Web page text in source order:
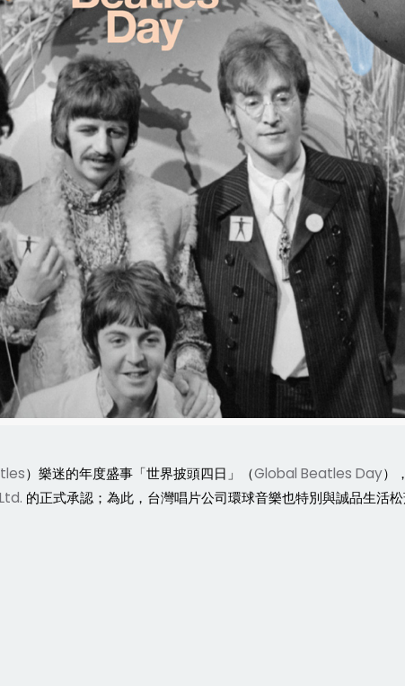
）樂迷的年度盛事「世界披頭四日」（Global Beatles Day）
的正式承認；為此，台灣唱片公司環球音樂也特別與誠品生活